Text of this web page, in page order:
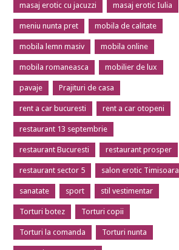
masaj erotic cu jacuzzi masaj erotic Iulia
meniu nunta pret mobila de calitate
mobila lemn masiv mobila online
mobila romaneasca mobilier de lux
pavaje Prajituri de casa
rent a car bucuresti rent a car otopeni
restaurant 13 septembrie
restaurant Bucuresti restaurant prosper
restaurant sector 5 salon erotic Timisoara
sanatate sport stil vestimentar
Torturi botez Torturi copii
Torturi la comanda Torturi nunta